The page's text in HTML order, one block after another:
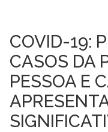
COVID-19:
CASOS DA
PESSOA E